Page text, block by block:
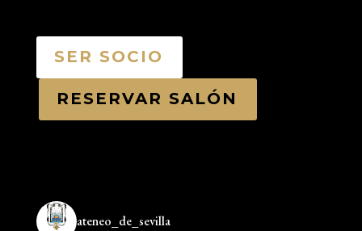
SER SOCIO
RESERVAR SALÓN
ateneo_de_sevilla